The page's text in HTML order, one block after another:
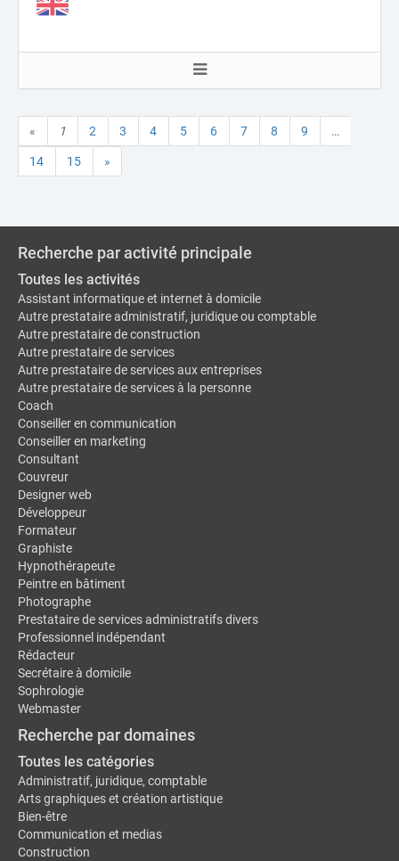
« 1 2 3 4 5 6 7 8 9 …
14 15 »
Recherche par activité principale
Toutes les activités
Assistant informatique et internet à domicile
Autre prestataire administratif, juridique ou comptable
Autre prestataire de construction
Autre prestataire de services
Autre prestataire de services aux entreprises
Autre prestataire de services à la personne
Coach
Conseiller en communication
Conseiller en marketing
Consultant
Couvreur
Designer web
Développeur
Formateur
Graphiste
Hypnothérapeute
Peintre en bâtiment
Photographe
Prestataire de services administratifs divers
Professionnel indépendant
Rédacteur
Secrétaire à domicile
Sophrologie
Webmaster
Recherche par domaines
Toutes les catégories
Administratif, juridique, comptable
Arts graphiques et création artistique
Bien-être
Communication et medias
Construction